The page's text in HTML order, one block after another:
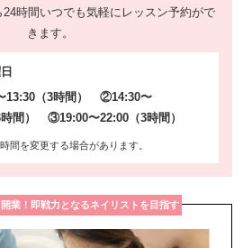
時間いつでも気軽にレッスン予約がで
きます。
13:30（3時間） ②14:30〜
時間） ③19:00〜22:00（3時間）
間を変更する場合があります。
業！即戦力となるネイリストを目指す